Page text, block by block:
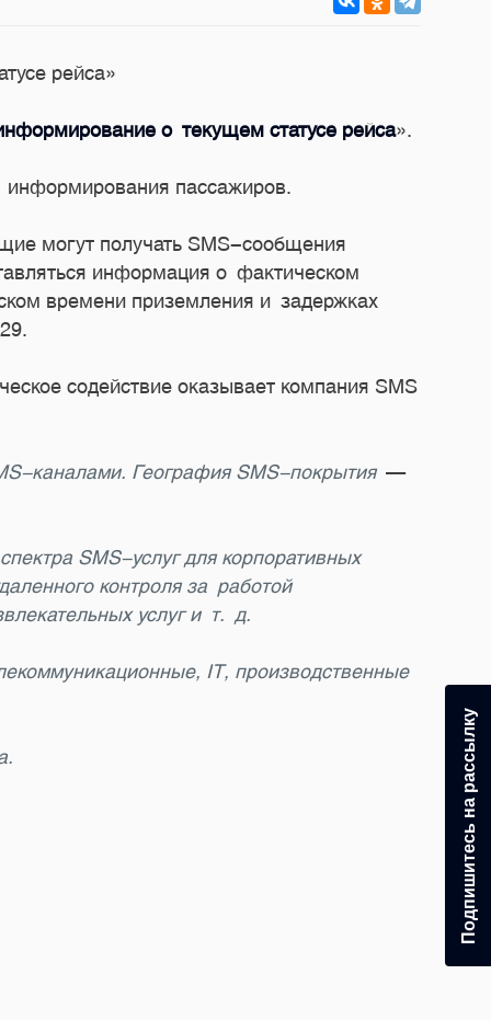
рейса»
о текущем статусе рейса».
информирования пассажиров.
могут получать SMS-сообщения
информация о фактическом
времени приземления и задержках
содействие оказывает компания SMS
каналами. География SMS-покрытия —
SMS-услуг для корпоративных
контроля за работой
услуг и т. д.
IT, производственные
Подпишитесь на рассылку